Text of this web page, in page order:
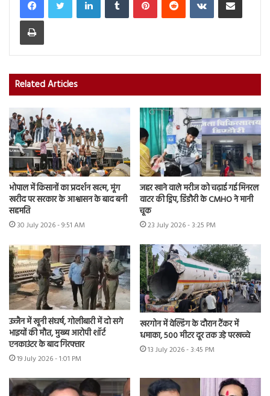
Print
Related Articles
भोपाल में किसानों का प्रदर्शन खत्म, मूंग
खरीद पर सरकार के आश्वासन के बाद बनी
सहमति
30 July 2026 - 9:51 AM
जहर खाने वाले मरीज को चढ़ाई गई मिनरल
वाटर की ड्रिप, डिंडौरी के CMHO ने मानी
चूक
23 July 2026 - 3:25 PM
उज्जैन में खूनी संघर्ष, गोलीबारी में दो सगे
भाइयों की मौत, मुख्य आरोपी शॉर्ट
एनकाउंटर के बाद गिरफ्तार
19 July 2026 - 1:01 PM
खरगोन में वेल्डिंग के दौरान टैंकर में
धमाका, 500 मीटर दूर तक उड़े परखच्चे
13 July 2026 - 3:45 PM